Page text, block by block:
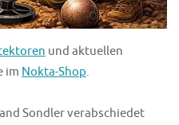
und aktuellen
im Nokta-Shop.
Sondler verabschiedet